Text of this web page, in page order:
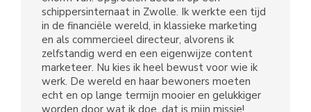
schippersinternaat in Zwolle. Ik werkte een tijd
in de financiële wereld, in klassieke marketing
en als commercieel directeur, alvorens ik
zelfstandig werd en een eigenwijze content
marketeer. Nu kies ik heel bewust voor wie ik
werk. De wereld en haar bewoners moeten
echt en op lange termijn mooier en gelukkiger
worden door wat ik doe, dat is mijn missie!